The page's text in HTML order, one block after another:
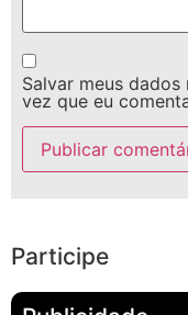
Salvar meus
vez que eu
Participe